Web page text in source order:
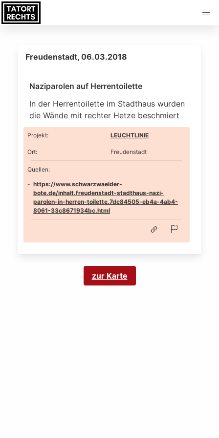
Freudenstadt, 06.03.2018
Naziparolen auf Herrentoilette
In der Herrentoilette im Stadthaus wurden
die Wände mit rechter Hetze beschmiert
Projekt: LEUCHTLINIE
Ort: Freudenstadt
Quellen:
https://www.schwarzwaelder-
bote.de/inhalt.freudenstadt-stadthaus-nazi-
parolen-in-herren-toilette.7dc84505-eb4a-4ab4-
8061-33c8671934bc.html
zur Karte